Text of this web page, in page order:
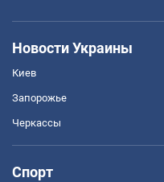
Новости Украины
Киев
Запорожье
Черкассы
Спорт